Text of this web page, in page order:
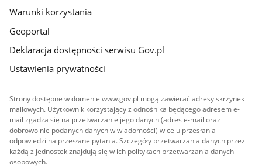
Warunki korzystania
Geoportal
Deklaracja dostępności serwisu Gov.pl
Ustawienia prywatności
Strony dostępne w domenie www.gov.pl mogą zawierać adresy skrzynek
mailowych. Użytkownik korzystający z odnośnika będącego adresem e-
mail zgadza się na przetwarzanie jego danych (adres e-mail oraz
dobrowolnie podanych danych w wiadomości) w celu przesłania
odpowiedzi na przesłane pytania. Szczegóły przetwarzania danych przez
każdą z jednostek znajdują się w ich politykach przetwarzania danych
osobowych.